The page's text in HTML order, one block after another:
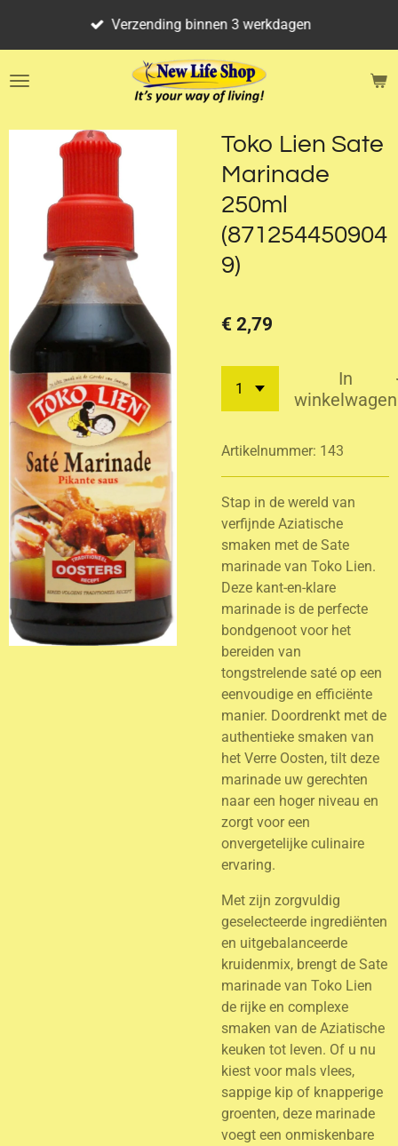
de
Verzending binnen 3 werkdagen
Toko Lien Sate
Marinade
250ml
(871254450904
9)
€ 2,79
In
winkelwagen
Artikelnummer: 143
Stap in de wereld van
verfijnde Aziatische
smaken met de Sate
marinade van Toko Lien.
Deze kant-en-klare
marinade is de perfecte
bondgenoot voor het
bereiden van
tongstrelende saté op een
eenvoudige en efficiënte
manier. Doordrenkt met de
authentieke smaken van
het Verre Oosten, tilt deze
marinade uw gerechten
naar een hoger niveau en
zorgt voor een
onvergetelijke culinaire
ervaring.
Met zijn zorgvuldig
geselecteerde ingrediënten
en uitgebalanceerde
kruidenmix, brengt de Sate
marinade van Toko Lien
de rijke en complexe
smaken van de Aziatische
keuken tot leven. Of u nu
kiest voor mals vlees,
sappige kip of knapperige
groenten, deze marinade
voegt een onmiskenbare